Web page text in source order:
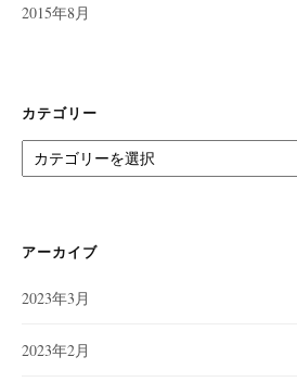
2015年8月
カテゴリー
テ
ー
アーカイブ
2023年3月
2023年2月